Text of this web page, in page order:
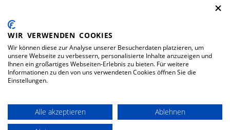
LEGAL
DOWNLOADS
© 2026 Spilag AG
WIR VERWENDEN COOKIES
Wir können diese zur Analyse unserer Besucherdaten platzieren, um
unsere Webseite zu verbessern, personalisierte Inhalte anzuzeigen und
Ihnen ein großartiges Webseiten-Erlebnis zu bieten. Für weitere
Informationen zu den von uns verwendeten Cookies öffnen Sie die
Einstellungen.
Alle akzeptieren
Ablehnen